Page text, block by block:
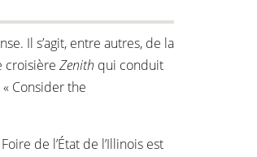
Il s’agit, entre autres, de la
croisière Zenith qui conduit
Consider the
de l’État de l’Illinois est